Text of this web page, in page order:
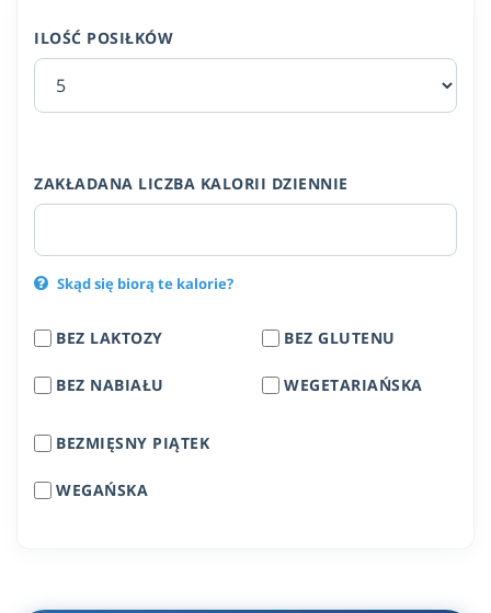
ILOŚĆ POSIŁKÓW
ZAKŁADANA LICZBA KALORII DZIENNIE
Skąd się biorą te kalorie?
BEZ LAKTOZY
BEZ NABIAŁU
BEZ GLUTENU
WEGETARIAŃSKA
BEZMIĘSNY PIĄTEK
WEGAŃSKA